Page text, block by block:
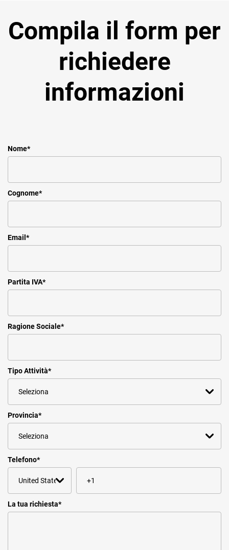
Compila il form per
richiedere
informazioni
Nome*
Cognome*
Email *
Partita IVA*
Ragione Sociale*
Tipo Attività*
Provincia*
Telefono*
La tua richiesta*